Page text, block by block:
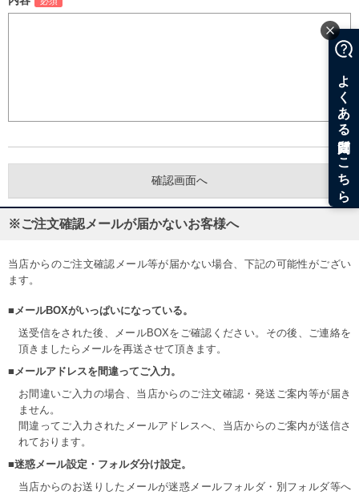
※ご注文確認メールが届かないお客様へ
当店からのご注文確認メール等が届かない場合、下記の可能性がござい
ます。
■メールBOXがいっぱいになっている。
送受信をされた後、メールBOXをご確認ください。その後、ご連絡を
頂きましたらメールを再送させて頂きます。
■メールアドレスを間違ってご入力。
お間違いご入力の場合、当店からのご注文確認・発送ご案内等が届き
ません。
間違ってご入力されたメールアドレスへ、当店からのご案内が送信さ
れております。
■迷惑メール設定・フォルダ分け設定。
当店からのお送りしたメールが迷惑メールフォルダ・別フォルダ等へ